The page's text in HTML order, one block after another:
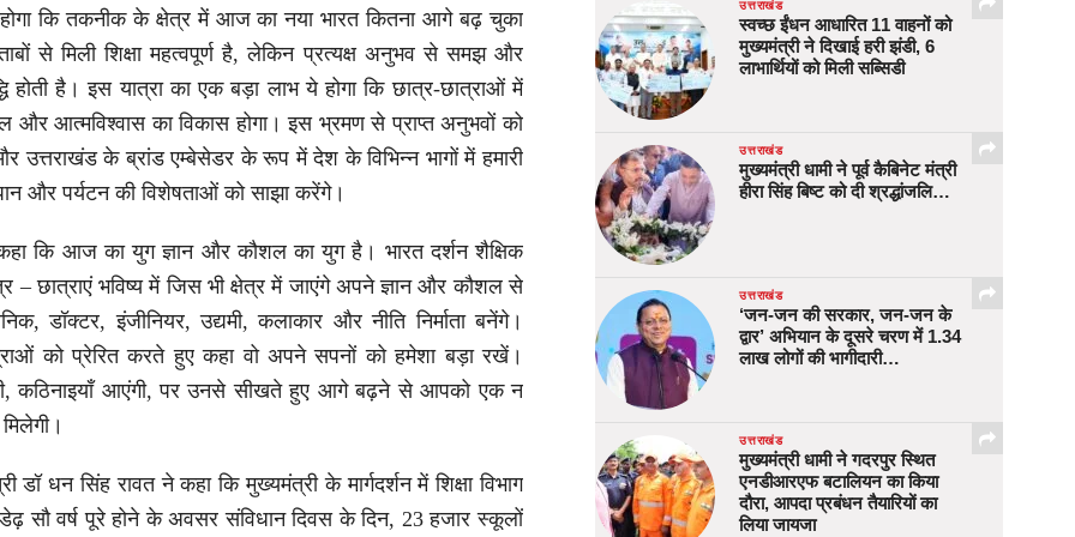
कि तकनीक के क्षेत्र में आज का नया भारत कितना आगे बढ़ चुका
से मिली शिक्षा महत्वपूर्ण है, लेकिन प्रत्यक्ष अनुभव से समझ और
होती है। इस यात्रा का एक बड़ा लाभ ये होगा कि छात्र-छात्राओं में
और आत्मविश्वास का विकास होगा। इस भ्रमण से प्राप्त अनुभवों को
उत्तराखंड के ब्रांड एम्बेसेडर के रूप में देश के विभिन्न भागों में हमारी
और पर्यटन की विशेषताओं को साझा करेंगे।
कि आज का युग ज्ञान और कौशल का युग है। भारत दर्शन शैक्षिक
– छात्राएं भविष्य में जिस भी क्षेत्र में जाएंगे अपने ज्ञान और कौशल से
डॉक्टर, इंजीनियर, उद्यमी, कलाकार और नीति निर्माता बनेंगे।
को प्रेरित करते हुए कहा वो अपने सपनों को हमेशा बड़ा रखें।
कठिनाइयाँ आएंगी, पर उनसे सीखते हुए आगे बढ़ने से आपको एक न
डॉ धन सिंह रावत ने कहा कि मुख्यमंत्री के मार्गदर्शन में शिक्षा विभाग
सौ वर्ष पूरे होने के अवसर संविधान दिवस के दिन, 23 हजार स्कूलों
उत्तराखंड
स्वच्छ ईंधन आधारित 11 वाहनों को
मुख्यमंत्री ने दिखाई हरी झंडी, 6
लाभार्थियों को मिली सब्सिडी
उत्तराखंड
मुख्यमंत्री धामी ने पूर्व कैबिनेट मंत्री
हीरा सिंह बिष्ट को दी श्रद्धांजलि…
उत्तराखंड
‘जन-जन की सरकार, जन-जन के
द्वार’ अभियान के दूसरे चरण में 1.34
लाख लोगों की भागीदारी…
उत्तराखंड
मुख्यमंत्री धामी ने गदरपुर स्थित
एनडीआरएफ बटालियन का किया
दौरा, आपदा प्रबंधन तैयारियों का
लिया जायजा